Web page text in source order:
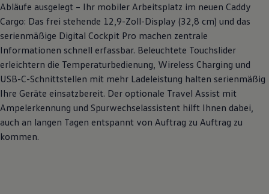
Abläufe ausgelegt – Ihr mobiler Arbeitsplatz im neuen Caddy
Cargo: Das frei stehende 12,9-Zoll-Display (32,8 cm) und das
serienmäßige Digital Cockpit Pro machen zentrale
Informationen schnell erfassbar. Beleuchtete Touchslider
erleichtern die Temperaturbedienung, Wireless Charging und
USB-C-Schnittstellen mit mehr Ladeleistung halten serienmäßig
Ihre Geräte einsatzbereit. Der optionale Travel Assist mit
Ampelerkennung und Spurwechselassistent hilft Ihnen dabei,
auch an langen Tagen entspannt von Auftrag zu Auftrag zu
kommen.